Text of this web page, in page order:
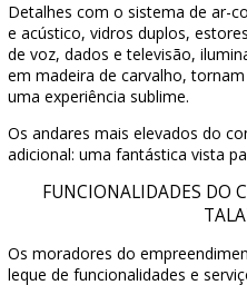
Detalhes com o sistema de ar-
e acústico, vidros duplos,
de voz, dados e televisão,
em madeira de carvalho,
uma experiência sublime.
Os andares mais elevados do
adicional: uma fantástica vista
FUNCIONALIDADES DO
Os moradores do
leque de funcionalidades e